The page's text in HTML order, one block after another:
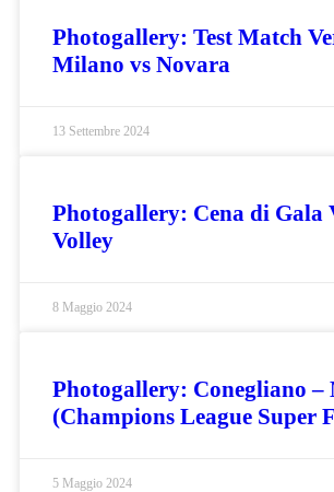
Photogallery: Test Match
Milano vs Novara
13 Settembre 2024
Photogallery: Cena di Gala
Volley
8 Maggio 2024
Photogallery: Conegliano –
(Champions League Super
5 Maggio 2024